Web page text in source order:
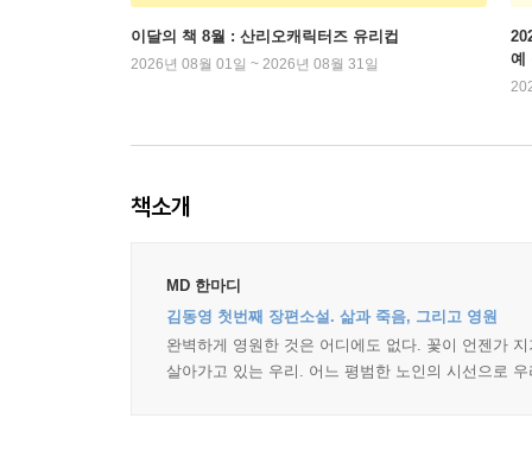
이달의 책 8월 : 산리오캐릭터즈 유리컵
2026년 08월 01일 ~ 2026년 08월 31일
예
책소개
MD 한마디
김동영 첫번째 장편소설. 삶과 죽음, 그리고 영원
완벽하게 영원한 것은 어디에도 없다. 꽃이 언젠가
살아가고 있는 우리. 어느 평범한 노인의 시선으로